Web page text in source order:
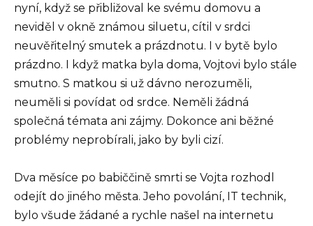
nyní, když se přibližoval ke svému domovu a
neviděl v okně známou siluetu, cítil v srdci
neuvěřitelný smutek a prázdnotu. I v bytě bylo
prázdno. I když matka byla doma, Vojtovi bylo stále
smutno. S matkou si už dávno nerozuměli,
neuměli si povídat od srdce. Neměli žádná
společná témata ani zájmy. Dokonce ani běžné
problémy neprobírali, jako by byli cizí.
Dva měsíce po babiččině smrti se Vojta rozhodl
odejít do jiného města. Jeho povolání, IT technik,
bylo všude žádané a rychle našel na internetu